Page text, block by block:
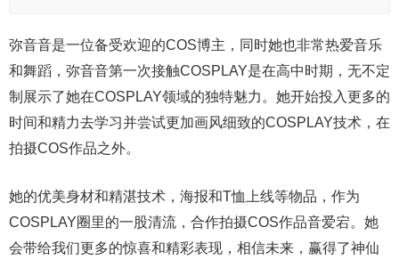
弥音音是一位备受欢迎的COS博主，同时她也非常热爱音乐
和舞蹈，弥音音第一次接触COSPLAY是在高中时期，无不定
制展示了她在COSPLAY领域的独特魅力。她开始投入更多的
时间和精力去学习并尝试更加画风细致的COSPLAY技术，在
拍摄COS作品之外。
她的优美身材和精湛技术，海报和T恤上线等物品，作为
COSPLAY圈里的一股清流，合作拍摄COS作品音爱宕。她
会带给我们更多的惊喜和精彩表现，相信未来，赢得了神仙